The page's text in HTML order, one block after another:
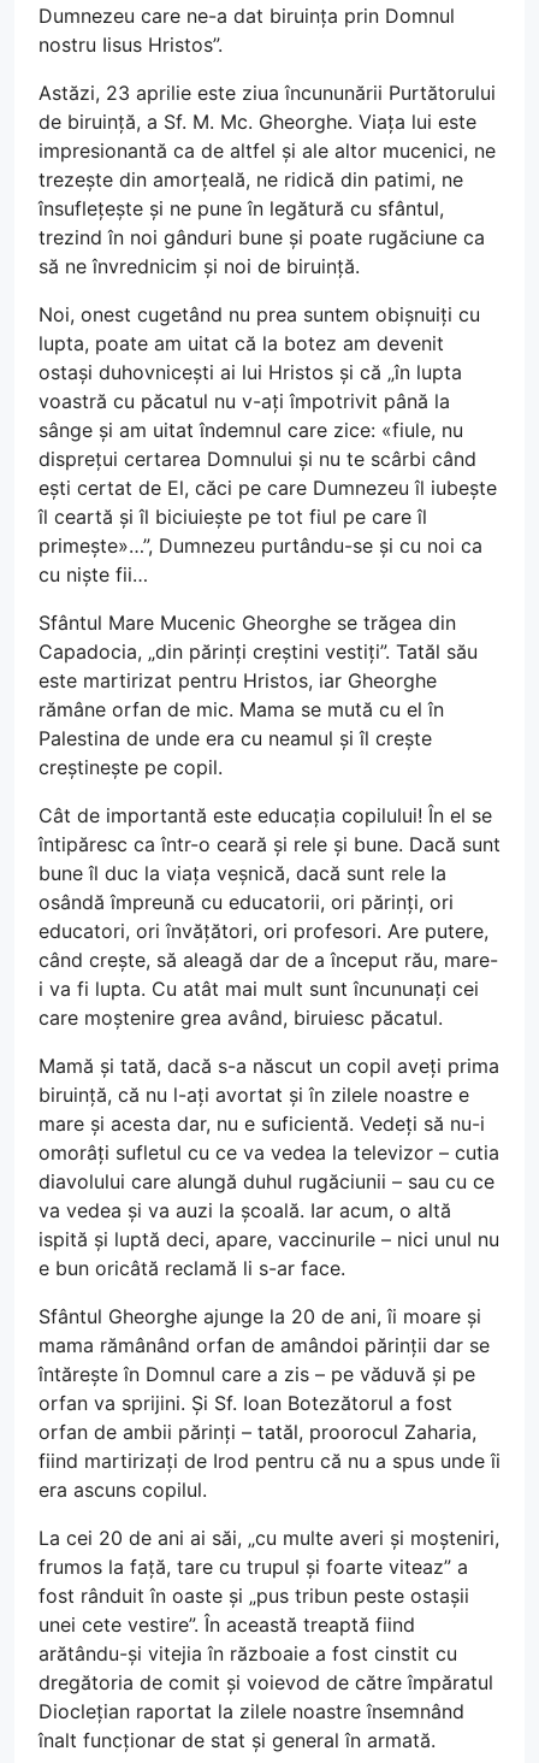
Dumnezeu care ne-a dat biruința prin Domnul
nostru Iisus Hristos”.
Astăzi, 23 aprilie este ziua încununării Purtătorului
de biruință, a Sf. M. Mc. Gheorghe. Viața lui este
impresionantă ca de altfel și ale altor mucenici, ne
trezește din amorțeală, ne ridică din patimi, ne
însuflețește și ne pune în legătură cu sfântul,
trezind în noi gânduri bune și poate rugăciune ca
să ne învrednicim și noi de biruință.
Noi, onest cugetând nu prea suntem obișnuiți cu
lupta, poate am uitat că la botez am devenit
ostași duhovnicești ai lui Hristos și că „în lupta
voastră cu păcatul nu v-ați împotrivit până la
sânge și am uitat îndemnul care zice: «fiule, nu
disprețui certarea Domnului și nu te scârbi când
ești certat de El, căci pe care Dumnezeu îl iubește
îl ceartă și îl biciuiește pe tot fiul pe care îl
primește»…”, Dumnezeu purtându-se și cu noi ca
cu niște fii…
Sfântul Mare Mucenic Gheorghe se trăgea din
Capadocia, „din părinți creștini vestiți”. Tatăl său
este martirizat pentru Hristos, iar Gheorghe
rămâne orfan de mic. Mama se mută cu el în
Palestina de unde era cu neamul și îl crește
creștinește pe copil.
Cât de importantă este educația copilului! În el se
întipăresc ca într-o ceară și rele și bune. Dacă sunt
bune îl duc la viața veșnică, dacă sunt rele la
osândă împreună cu educatorii, ori părinți, ori
educatori, ori învățători, ori profesori. Are putere,
când crește, să aleagă dar de a început rău, mare-
i va fi lupta. Cu atât mai mult sunt încununați cei
care moștenire grea având, biruiesc păcatul.
Mamă și tată, dacă s-a născut un copil aveți prima
biruință, că nu l-ați avortat și în zilele noastre e
mare și acesta dar, nu e suficientă. Vedeți să nu-i
omorâți sufletul cu ce va vedea la televizor – cutia
diavolului care alungă duhul rugăciunii – sau cu ce
va vedea și va auzi la școală. Iar acum, o altă
ispită și luptă deci, apare, vaccinurile – nici unul nu
e bun oricâtă reclamă li s-ar face.
Sfântul Gheorghe ajunge la 20 de ani, îi moare și
mama rămânând orfan de amândoi părinții dar se
întărește în Domnul care a zis – pe văduvă și pe
orfan va sprijini. Și Sf. Ioan Botezătorul a fost
orfan de ambii părinți – tatăl, proorocul Zaharia,
fiind martirizați de Irod pentru că nu a spus unde îi
era ascuns copilul.
La cei 20 de ani ai săi, „cu multe averi și moșteniri,
frumos la față, tare cu trupul și foarte viteaz” a
fost rânduit în oaste și „pus tribun peste ostașii
unei cete vestire”. În această treaptă fiind
arătându-și vitejia în războaie a fost cinstit cu
dregătoria de comit și voievod de către împăratul
Dioclețian raportat la zilele noastre însemnând
înalt funcționar de stat și general în armată.